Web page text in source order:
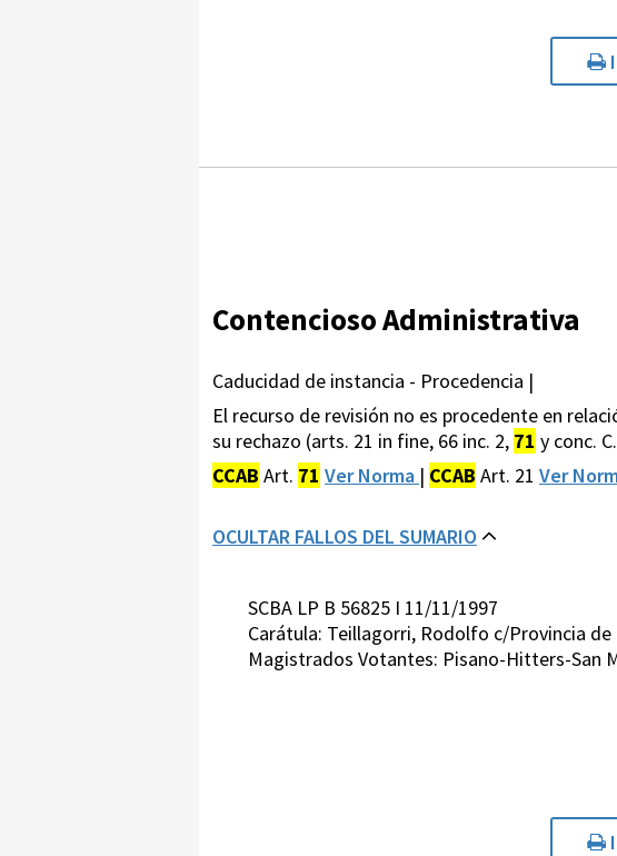
Contencioso Administrativa
Caducidad de instancia - Procedencia |
El recurso de revisión no es procedente en
su rechazo (arts. 21 in fine, 66 inc. 2, 71 y conc.
CCAB Art. 71 Ver Norma | CCAB Art. 21 Ver
OCULTAR FALLOS DEL SUMARIO
SCBA LP B 56825 I 11/11/1997
Carátula: Teillagorri, Rodolfo c/Provincia
Magistrados Votantes: Pisano-Hitters-San